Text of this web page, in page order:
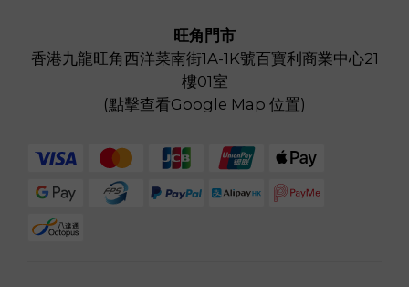
旺角門市
香港九龍旺角西洋菜南街1A-1K號百寶利商業中心21
樓01室
(點擊查看Google Map 位置)